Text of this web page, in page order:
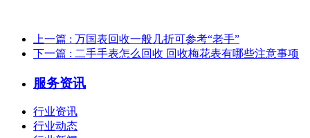
上一篇 : 万国表回收一般几折可参考“老手”
下一篇 : 二手手表怎么回收 回收梅花表有哪些注意事项
服务资讯
行业资讯
行业动态